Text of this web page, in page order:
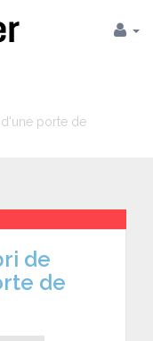
d'une porte de
de